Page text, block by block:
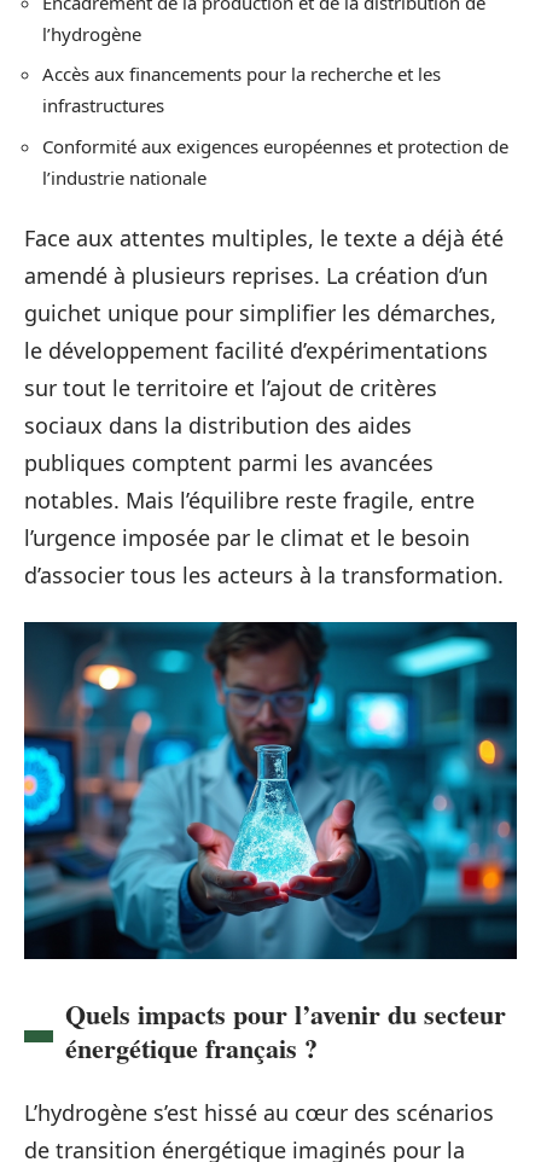
l’hydrogène
Accès aux financements pour la recherche et les
infrastructures
Conformité aux exigences européennes et protection de
l’industrie nationale
Face aux attentes multiples, le texte a déjà été
amendé à plusieurs reprises. La création d’un
guichet unique pour simplifier les démarches,
le développement facilité d’expérimentations
sur tout le territoire et l’ajout de critères
sociaux dans la distribution des aides
publiques comptent parmi les avancées
notables. Mais l’équilibre reste fragile, entre
l’urgence imposée par le climat et le besoin
d’associer tous les acteurs à la transformation.
Quels impacts pour l’avenir du secteur
énergétique français ?
L’hydrogène s’est hissé au cœur des scénarios
de transition énergétique imaginés pour la